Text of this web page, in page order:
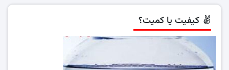
کیفیت یا کمیت؟